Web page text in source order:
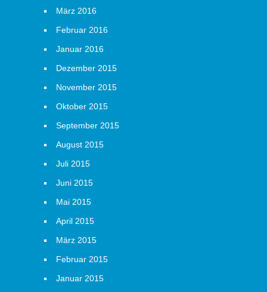
März 2016
Februar 2016
Januar 2016
Dezember 2015
November 2015
Oktober 2015
September 2015
August 2015
Juli 2015
Juni 2015
Mai 2015
April 2015
März 2015
Februar 2015
Januar 2015